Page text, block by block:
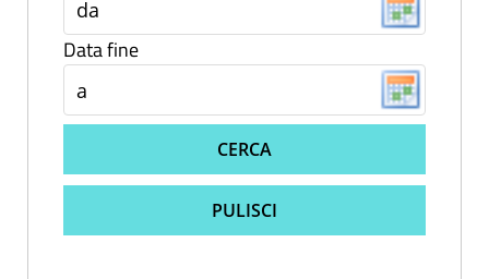
Data fine
CERCA
PULISCI